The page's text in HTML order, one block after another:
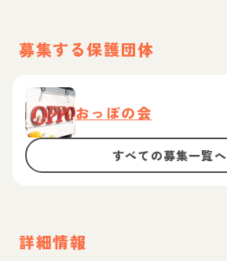
募集する保護団体
おっぽの会
すべての募集一覧へ
詳細情報